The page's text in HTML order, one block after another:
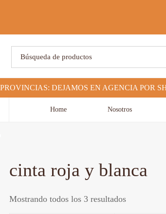
Home Nosotros
cinta roja y blanca
Mostrando todos los 3 resultados